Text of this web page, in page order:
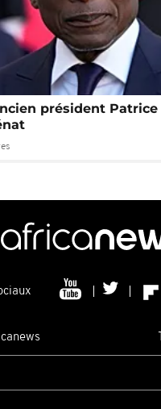
président Patrice